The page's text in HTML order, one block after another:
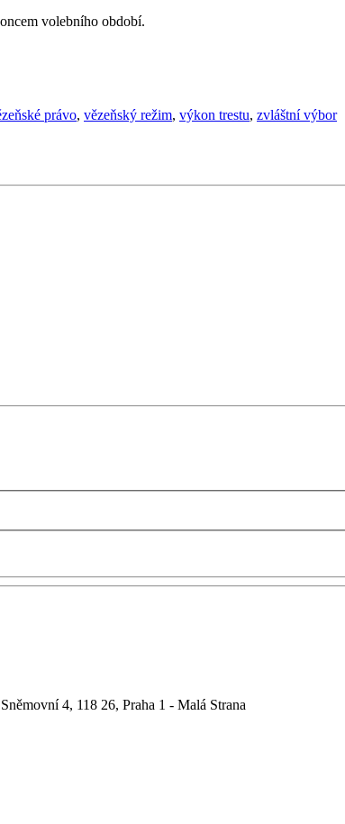
volebního období.
právo, vězeňský režim, výkon trestu, zvláštní výbor
4, 118 26, Praha 1 - Malá Strana